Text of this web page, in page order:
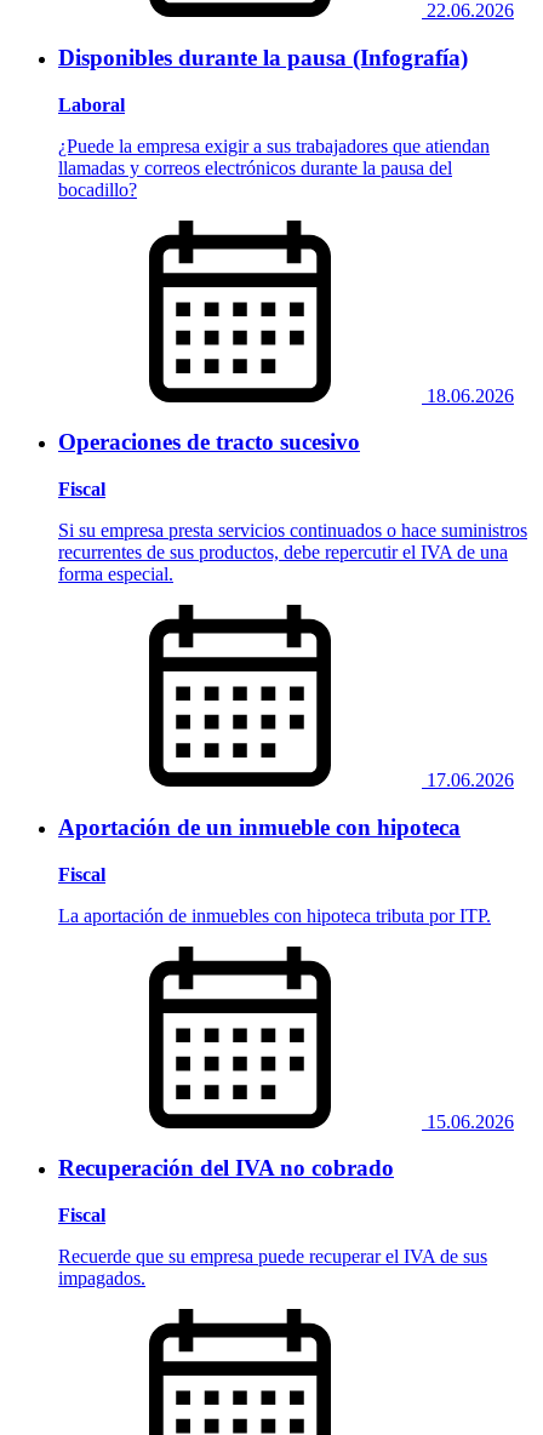
22.06.2026
Disponibles durante la pausa (Infografía)
Laboral
¿Puede la empresa exigir a sus trabajadores que atiendan
llamadas y correos electrónicos durante la pausa del
bocadillo?
18.06.2026
Operaciones de tracto sucesivo
Fiscal
Si su empresa presta servicios continuados o hace suministros
recurrentes de sus productos, debe repercutir el IVA de una
forma especial.
17.06.2026
Aportación de un inmueble con hipoteca
Fiscal
La aportación de inmuebles con hipoteca tributa por ITP.
15.06.2026
Recuperación del IVA no cobrado
Fiscal
Recuerde que su empresa puede recuperar el IVA de sus
impagados.